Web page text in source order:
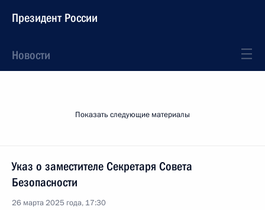
Президент России
Новости
Показать следующие материалы
Указ о заместителе Секретаря Совета
Безопасности
26 марта 2025 года, 17:30